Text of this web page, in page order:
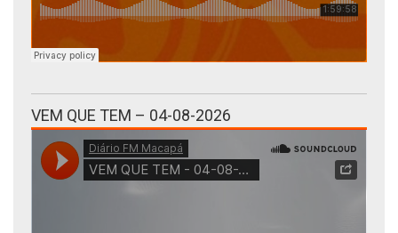
VEM QUE TEM – 04-08-2026